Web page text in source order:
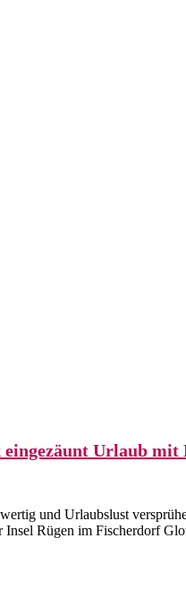
eingezäunt Urlaub mit
und Urlaubslust
Rügen im Fischerdorf